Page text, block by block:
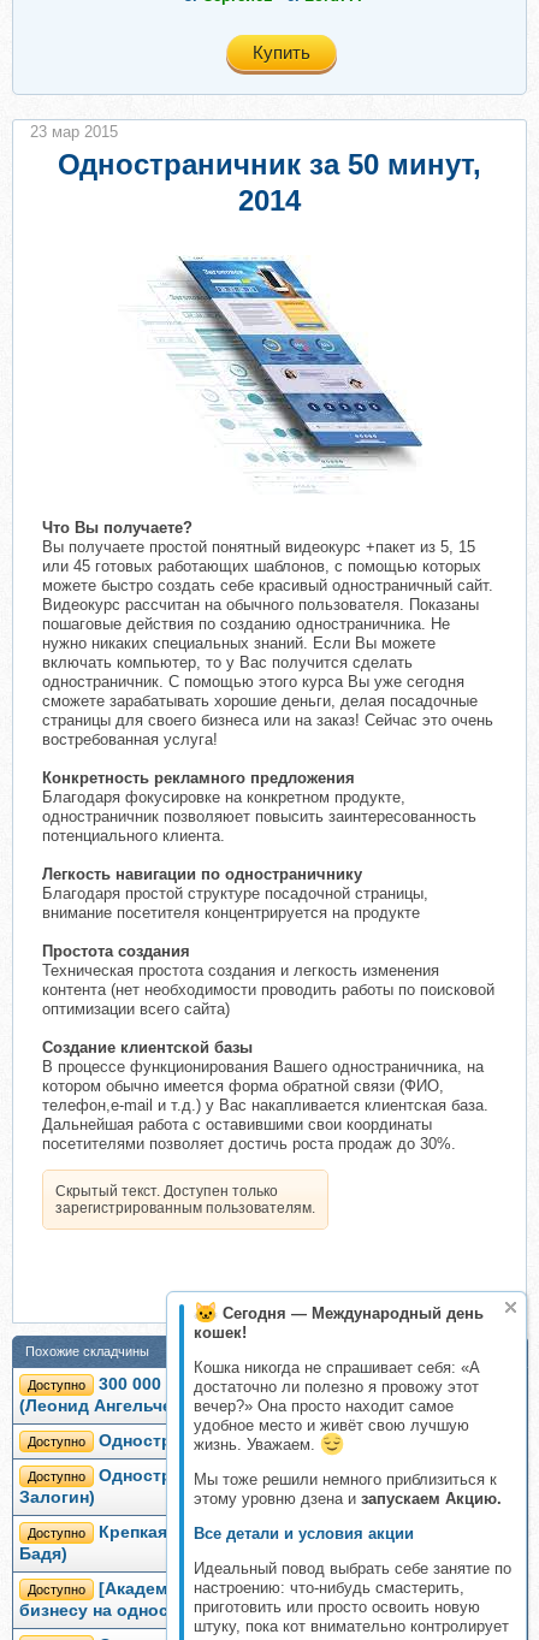
Сегодня — Международный день
кошек!
Кошка никогда не спрашивает себя: «А
достаточно ли полезно я провожу этот
вечер?» Она просто находит самое
удобное место и живёт свою лучшую
жизнь. Уважаем.
Мы тоже решили немного приблизиться к
этому уровню дзена и запускаем Акцию.
Все детали и условия акции
Идеальный повод выбрать себе занятие по
настроению: что-нибудь смастерить,
приготовить или просто освоить новую
штуку, пока кот внимательно контролирует
Купить
Одностраничник за 50 минут,
2014
Что Вы получаете?
Вы получаете простой понятный видеокурс +пакет из 5, 15
или 45 готовых работающих шаблонов, с помощью которых
можете быстро создать себе красивый одностраничный сайт.
Видеокурс рассчитан на обычного пользователя. Показаны
пошаговые действия по созданию одностраничника. Не
нужно никаких специальных знаний. Если Вы можете
включать компьютер, то у Вас получится сделать
одностраничник. С помощью этого курса Вы уже сегодня
сможете зарабатывать хорошие деньги, делая посадочные
страницы для своего бизнеса или на заказ! Сейчас это очень
востребованная услуга!
Конкретность рекламного предложения
Благодаря фокусировке на конкретном продукте,
одностраничник позволяюет повысить заинтересованность
потенциального клиента.
Легкость навигации по одностраничнику
Благодаря простой структуре посадочной страницы,
внимание посетителя концентрируется на продукте
Простота создания
Техническая простота создания и легкость изменения
контента (нет необходимости проводить работы по поисковой
оптимизации всего сайта)
Создание клиентской базы
В процессе функционирования Вашего одностраничника, на
котором обычно имеется форма обратной связи (ФИО,
телефон,e-mail и т.д.) у Вас накапливается клиентская база.
Дальнейшая работа с оставившими свои координаты
посетителями позволяет достичь роста продаж до 30%.
Скрытый текст. Доступен только
зарегистрированным пользователям.
23 мар 2015
Похожие складчины
Доступно
300 000 за 15 минут создавая одностраничники
(Леонид Ангельчев)
Доступно Одностраничник под ключ (Александр Залогин)
Доступно
Одностраничник под ключ 2.0 (Александр
Залогин)
Доступно
Крепкая память за 7 минут в день, 2014 (Татьяна
Бадя)
Доступно
[Академии Своего Дела] 38 шпаргалок по
бизнесу на одностраничниках